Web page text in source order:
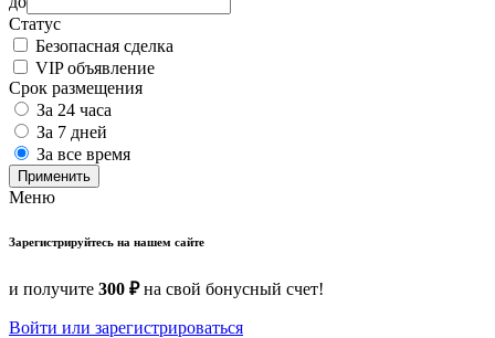
Статус
Безопасная сделка
VIP объявление
Срок размещения
За 24 часа
За 7 дней
За все время
Применить
Меню
Зарегистрируйтесь на нашем сайте
и получите 300 ₽на свой бонусный счет!
Войти или зарегистрироваться